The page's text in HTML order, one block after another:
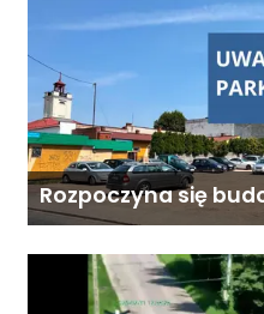
Rozpoczyna się